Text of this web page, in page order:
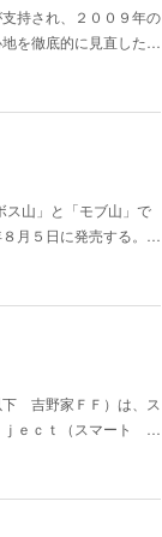
持され、２００９年の
地を徹底的に見直した…
ス山」と「モブ山」で
月５日に発売する。…
下 吉野家ＦＦ）は、ス
ｊｅｃｔ（スマート …